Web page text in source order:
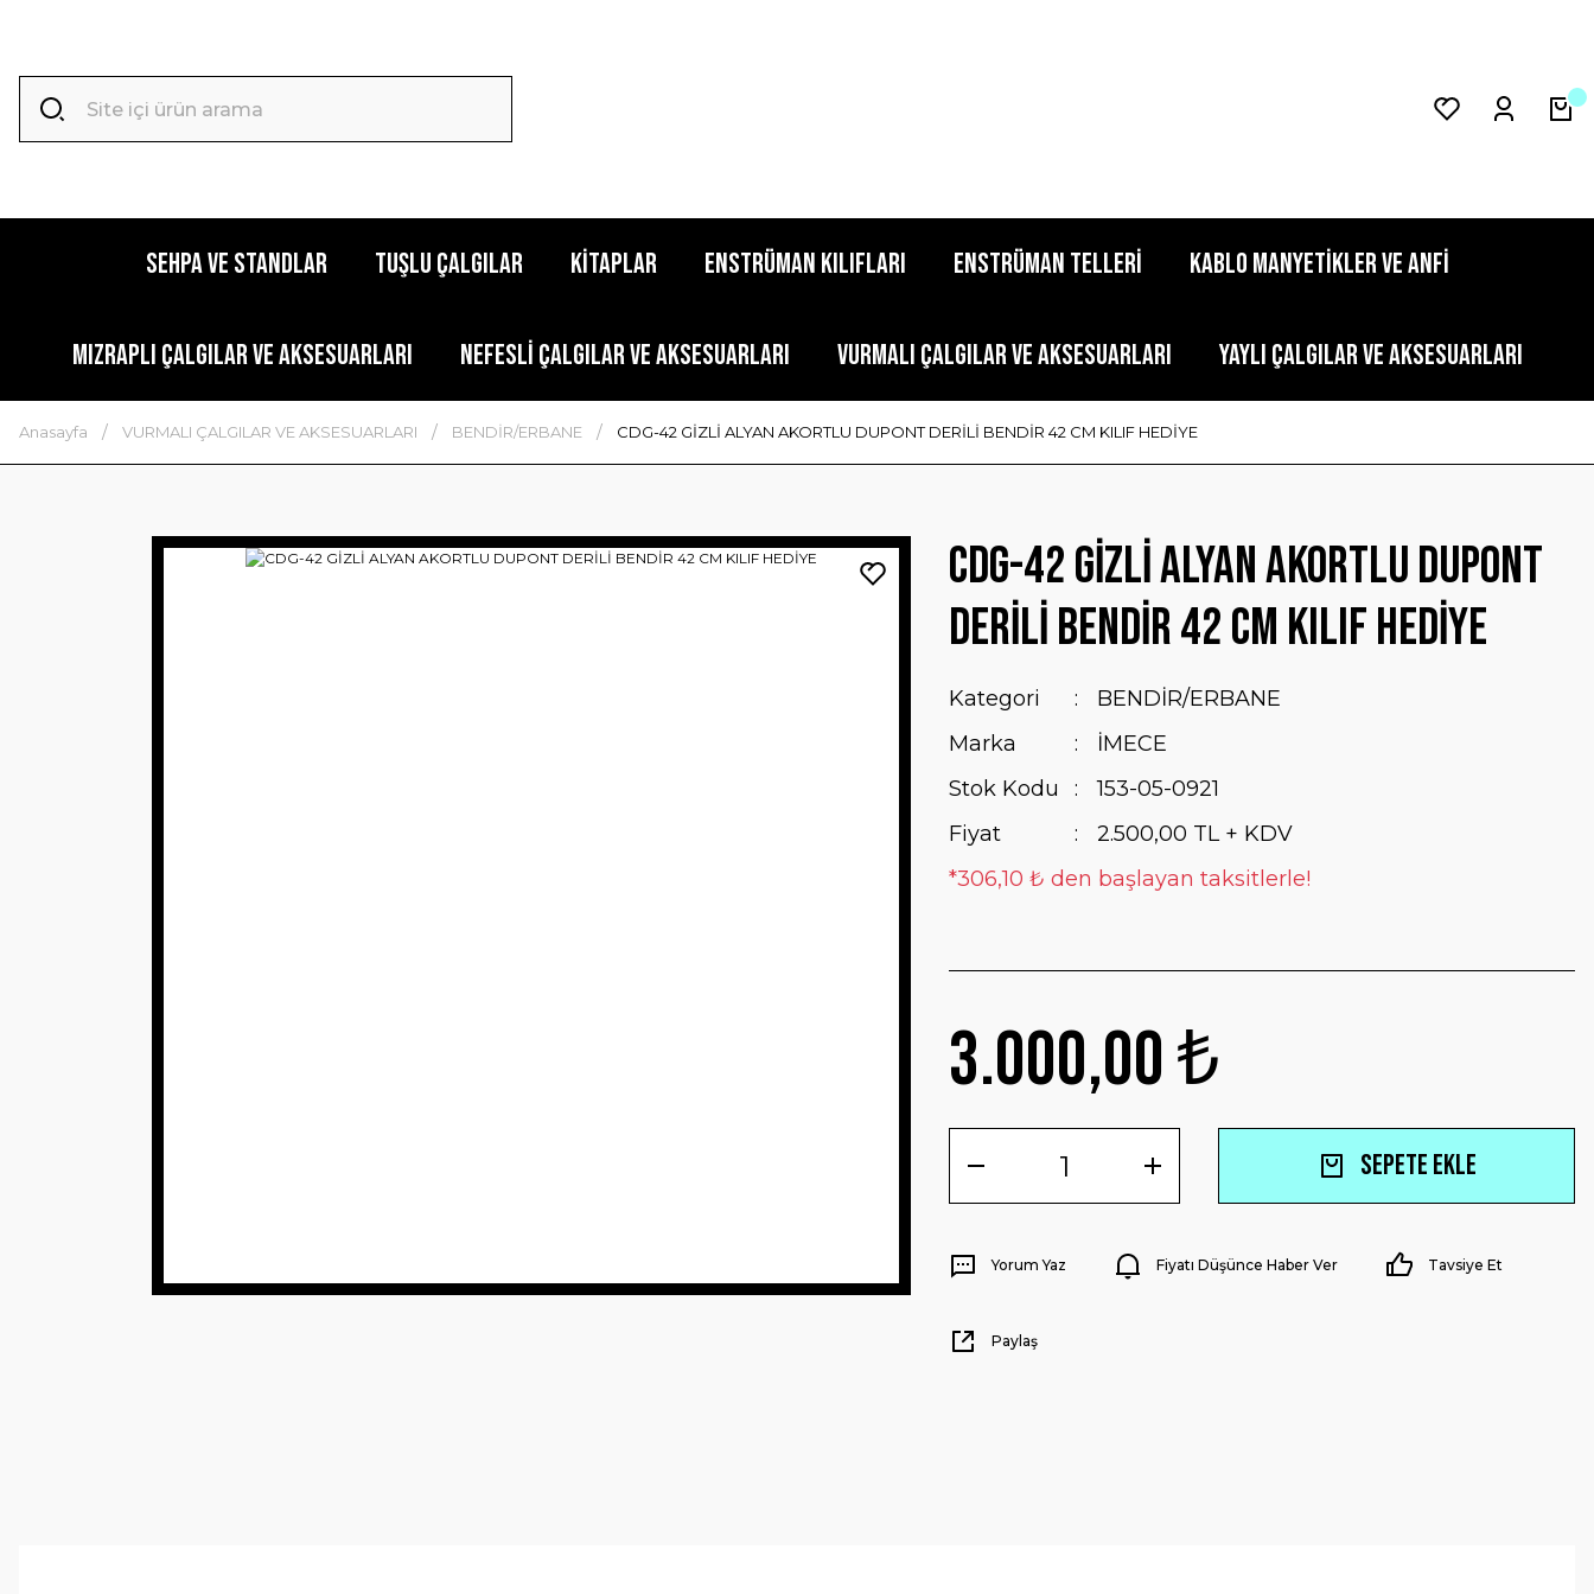
SEHPA VE STANDLAR TUŞLU ÇALGILAR KİTAPLAR ENSTRÜMAN KILIFLARI ENSTRÜMAN TELLERİ KABLO MANYETİKLER VE ANFİ
MIZRAPLI ÇALGILAR VE AKSESUARLARI NEFESLİ ÇALGILAR VE AKSESUARLARI VURMALI ÇALGILAR VE AKSESUARLARI YAYLI ÇALGILAR VE AKSESUARLARI
Anasayfa VURMALI ÇALGILAR VE AKSESUARLARI BENDİR/ERBANE CDG-42 GİZLİ ALYAN AKORTLU DUPONT DERİLİ BENDİR 42 CM KILIF HEDİYE
CDG-42 GİZLİ ALYAN AKORTLU DUPONT
DERİLİ BENDİR 42 CM KILIF HEDİYE
Kategori
BENDİR/ERBANE
Marka
İMECE
Stok Kodu
153-05-0921
Fiyat
2.500,00 TL + KDV
*306,10 ₺ den başlayan taksitlerle!
3.000,00 ₺
Sepete Ekle
Yorum Yaz Fiyatı Düşünce Haber Ver Tavsiye Et
Paylaş